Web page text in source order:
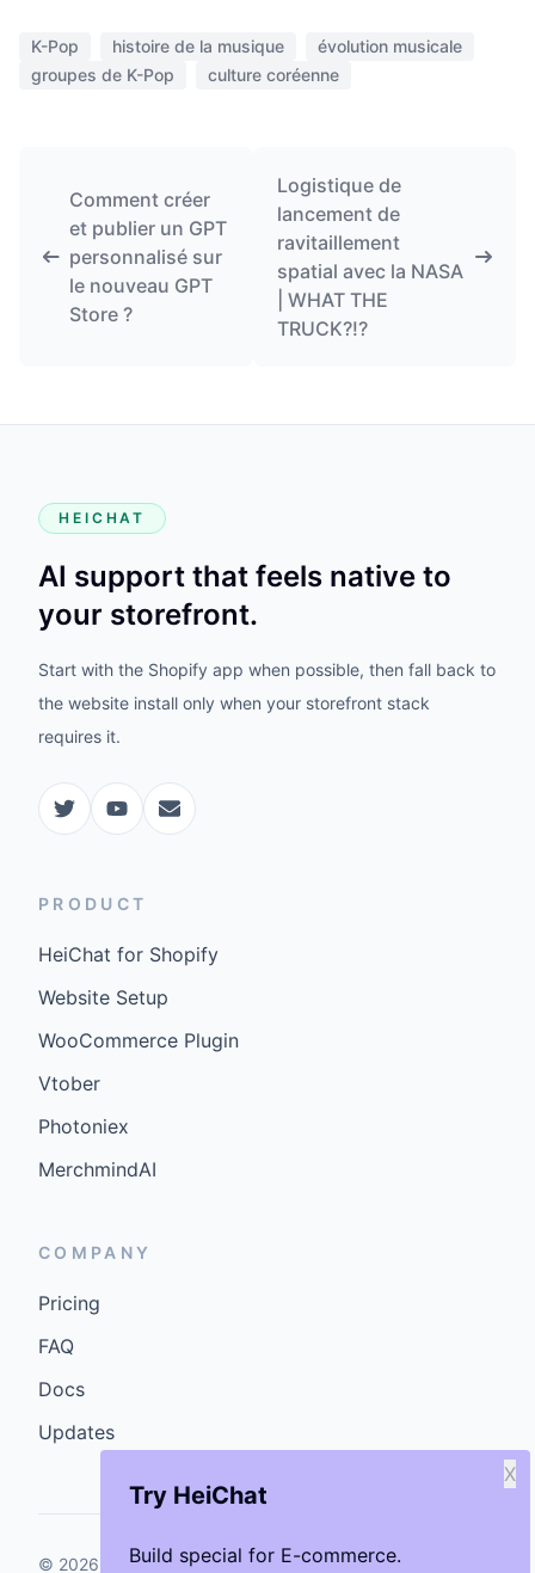
Try HeiChat
Build special for E-commerce.
X
K-Pop histoire de la musique
évolution musicale
groupes de K-Pop
culture coréenne
Comment créer
et publier un GPT
personnalisé sur
le nouveau GPT
Store ?
Logistique de
lancement de
ravitaillement
spatial avec la NASA
| WHAT THE
TRUCK?!?
HEICHAT
AI support that feels native to
your storefront.
Start with the Shopify app when possible, then fall back to
the website install only when your storefront stack
requires it.
PRODUCT
HeiChat for Shopify
Website Setup
WooCommerce Plugin
Vtober
Photoniex
MerchmindAI
COMPANY
Pricing
FAQ
Docs
Updates
© 2026 GenCybers Inc. All rights reserved.